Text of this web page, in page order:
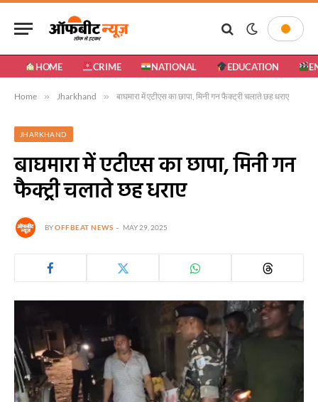
HOME CRIME NATIONAL EDUCATION
Home » Jharkhand » बाघमारा में एटीएस का छापा, मिनी गन फैक्ट्री चलाते छह धराए
JHARKHAND
बाघमारा में एटीएस का छापा, मिनी गन
फैक्ट्री चलाते छह धराए
BYOFFBEAT NEWS MAY 29, 2025